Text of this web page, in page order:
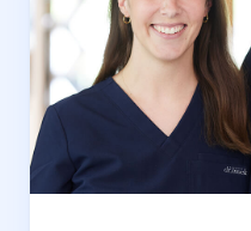
News
Ratgeber
Werbung